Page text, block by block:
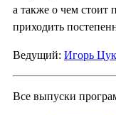
а также о чем стоит
приходить
Ведущий: Игорь
Все выпуски